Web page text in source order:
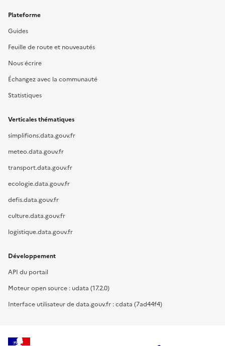
Plateforme
Guides
Feuille de route et nouveautés
Nous écrire
Échangez avec la communauté
Statistiques
Verticales thématiques
simplifions.data.gouv.fr
meteo.data.gouv.fr
transport.data.gouv.fr
ecologie.data.gouv.fr
defis.data.gouv.fr
culture.data.gouv.fr
logistique.data.gouv.fr
Développement
API du portail
Moteur open source : udata (17.2.0)
Interface utilisateur de data.gouv.fr : cdata (7ad44f4)